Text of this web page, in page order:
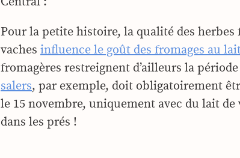
Pour la petite histoire, la qualité des herbes
vaches influence le goût des fromages au
fromagères restreignent d’ailleurs la
salers, par exemple, doit obligatoirement
le 15 novembre, uniquement avec du lait de
dans les prés !